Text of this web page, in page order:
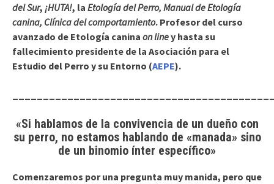
del Sur, ¡HUTA!, la Etología del Perro, Manual de Etología
canina, Clínica del comportamiento. Profesor del curso
avanzado de Etología canina on liney hasta su
fallecimiento presidente de la Asociación para el
Estudio del Perro y su Entorno (AEPE).
«Si hablamos de la convivencia de un dueño con
su perro, no estamos hablando de «manada» sino
de un binomio ínter específico»
Comenzaremos por una pregunta muy manida, pero que